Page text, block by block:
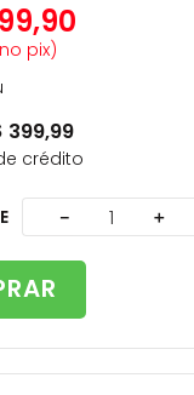
,90
pix)
399,99
crédito
＋
－